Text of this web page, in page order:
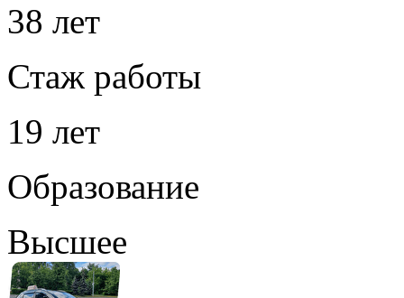
38 лет
Стаж работы
19 лет
Образование
Высшее